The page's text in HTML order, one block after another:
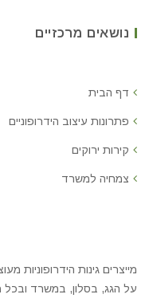
נושאים מרכזיים
דף הבית
פתרונות עיצוב הידרופוניים
קירות ירוקים
צמחיה למשרד
מייצרים גינות הידרופוניות
על הגג, בסלון, במשרד